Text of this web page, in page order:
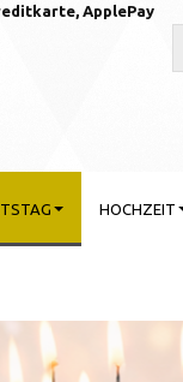
ApplePay
HOCHZEIT